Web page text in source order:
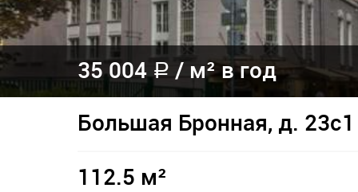
35 004a / м² в год
Большая Бронная, д. 23с1
112.5 м²